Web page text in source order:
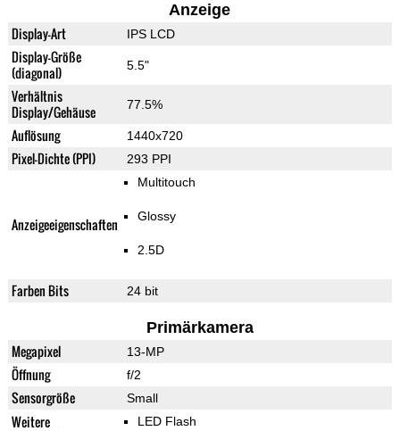
Anzeige
Display-Art IPS LCD
Display-Größe
(diagonal)
5.5"
Verhältnis
Display/Gehäuse
77.5%
Auflösung 1440x720
Pixel-Dichte (PPI) 293 PPI
Anzeigeeigenschaften
Multitouch
Glossy
2.5D
Farben Bits 24 bit
Primärkamera
Megapixel 13-MP
Öffnung f/2
Sensorgröße Small
Weitere
LED Flash